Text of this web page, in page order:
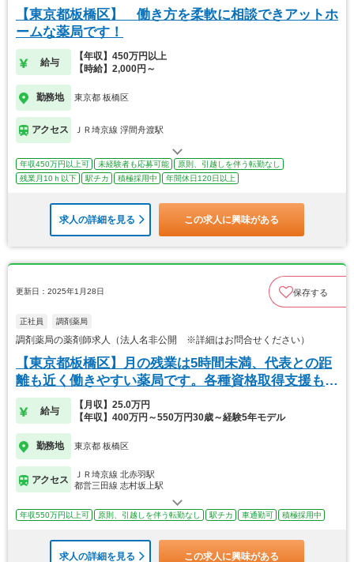
【東京都板橋区】 働き方を柔軟に相談できアットホ
ームな薬局です！
給与
【年収】450万円以上
【時給】2,000円～
勤務地 東京都 板橋区
アクセス ＪＲ埼京線 浮間舟渡駅
年収450万円以上可 未経験者も応募可能
原則、引越しを伴う転勤なし
残業月10ｈ以下
駅チカ 積極採用中 年間休日120日以上
求人の詳細を見る この求人に興味がある
更新日：2025年1月28日 保存する
正社員 調剤薬局
調剤薬局の薬剤師求人（法人名非公開 ※詳細はお問合せください）
【東京都板橋区】月の残業は5時間未満、代表との距
離も近く働きやすい薬局です。各種資格取得支援もあ
り。
給与
【月収】25.0万円
【年収】400万円～550万円30歳～経験5年モデル
勤務地 東京都 板橋区
アクセス
ＪＲ埼京線 北赤羽駅
都営三田線 志村坂上駅
年収550万円以上可 原則、引越しを伴う転勤なし 駅チカ 車通勤可 積極採用中
求人の詳細を見る この求人に興味がある